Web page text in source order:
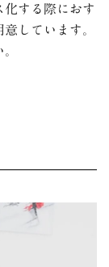
する際におす
しています。